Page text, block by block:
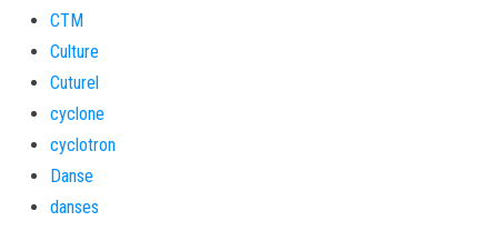
CTM
Culture
Cuturel
cyclone
cyclotron
Danse
danses